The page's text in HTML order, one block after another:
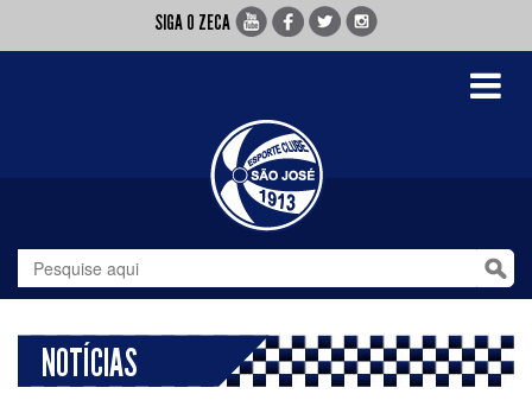
SIGA O ZECA
Toggle
NOTÍCIAS